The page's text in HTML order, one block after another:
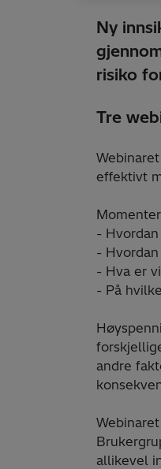
Ny
risiko
Tre
effektivt
Momenter
-
-
- Hva er
- På
andre
allikevel